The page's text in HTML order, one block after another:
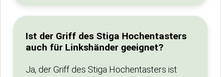
Ist der Griff des Stiga Hochentasters
auch für Linkshänder geeignet?
Ja, der Griff des Stiga Hochentasters ist